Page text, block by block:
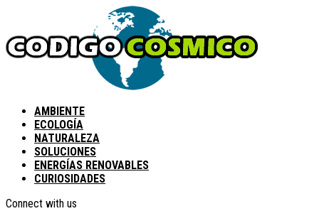
AMBIENTE
ECOLOGÍA
NATURALEZA
SOLUCIONES
ENERGÍAS RENOVABLES
CURIOSIDADES
Connect with us